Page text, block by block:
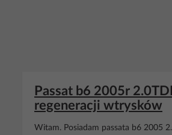
Passat b6 2005r
regeneracji wtrysków
Witam. Posiadam passata b6 2005